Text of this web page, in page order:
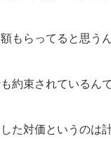
もらってると思う
約束されているんで
た対価というのは